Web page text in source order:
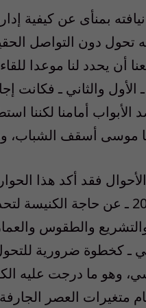
بمنأى عن كيفية
تحول دون التواصل
أن يحدد لنا موعدا
الأول والثاني ـ فكانت
الأبواب أمامنا لكننا
موسى أسقف الشباب،
فقد أكد هذا
ابريل 2007 ـ عن حاجة
والتشريع والطقوس
ـ كخطوة ضرورية
وهو ما درجت عليه
متغيرات العصر